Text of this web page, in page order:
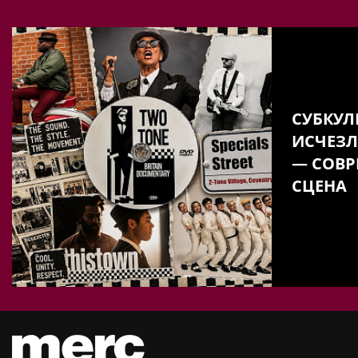
—
СЦЕНА